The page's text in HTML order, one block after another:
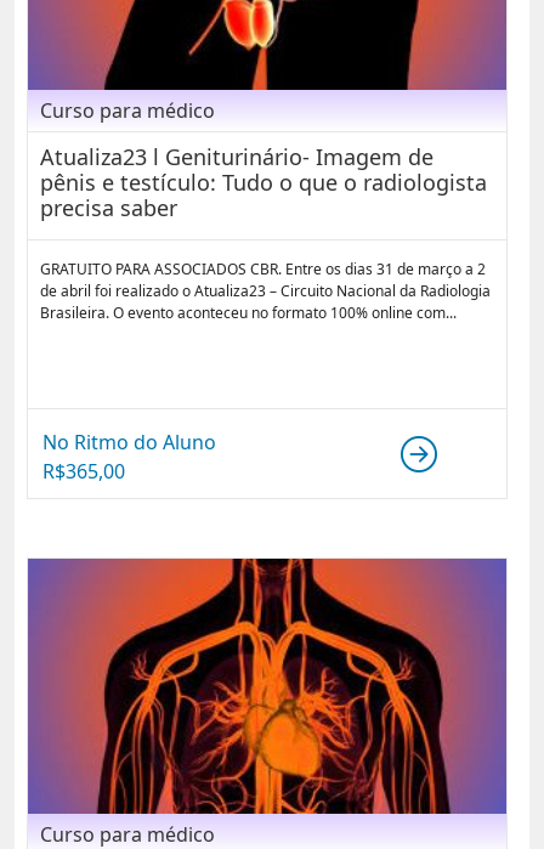
Curso para médico
Atualiza23 l Geniturinário- Imagem de
pênis e testículo: Tudo o que o radiologista
precisa saber
GRATUITO PARA ASSOCIADOS CBR. Entre os dias 31 de março a 2
de abril foi realizado o Atualiza23 – Circuito Nacional da Radiologia
Brasileira. O evento aconteceu no formato 100% online com...
No Ritmo do Aluno
R$365,00
Curso para médico